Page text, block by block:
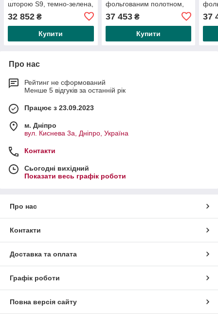
шторою S9, темно-зелена,
DIN EN 1598, ширина: 2,1
м,
32 852 ₴
Купити
фольгованим полотном,
червоний, DIN EN 1598,
ширина: 3,8 м (середня
37 453₴
Купити
3,8
37
Про нас
Рейтинг не сформований
Менше 5 відгуків за останній рік
Працює з 23.09.2023
м. Дніпро
вул. Киснева 3а, Дніпро, Україна
Контакти
Сьогодні вихідний
Показати весь графік роботи
Про нас
Контакти
Доставка та оплата
Графік роботи
Повна версія сайту